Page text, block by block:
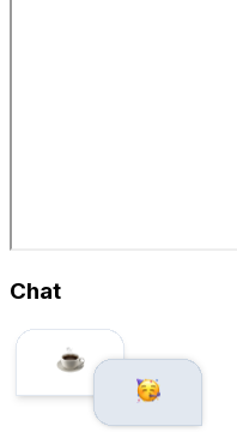
Chat